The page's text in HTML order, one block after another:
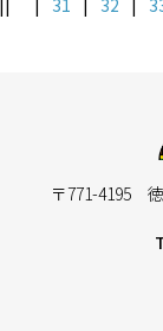
〒771-4195